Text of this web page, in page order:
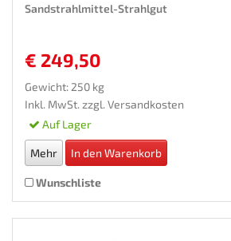
Sandstrahlmittel-Strahlgut
€ 249,50
Gewicht: 250 kg
Inkl. MwSt. zzgl. Versandkosten
Auf Lager
Mehr In den Warenkorb
Wunschliste